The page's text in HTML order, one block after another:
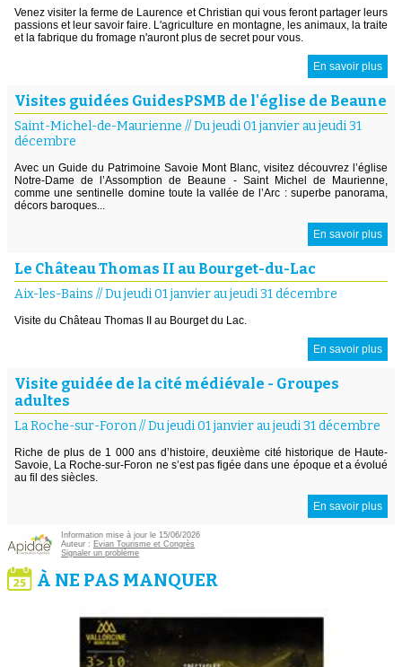
Venez visiter la ferme de Laurence et Christian qui vous feront partager leurs
passions et leur savoir faire. L'agriculture en montagne, les animaux, la traite
et la fabrique du fromage n'auront plus de secret pour vous.
En savoir plus
Visites guidées GuidesPSMB de l'église de Beaune
Saint-Michel-de-Maurienne //Du jeudi 01 janvier au jeudi 31
décembre
Avec un Guide du Patrimoine Savoie Mont Blanc, visitez découvrez l’église
Notre-Dame de l’Assomption de Beaune - Saint Michel de Maurienne,
comme une sentinelle domine toute la vallée de l’Arc : superbe panorama,
décors baroques...
En savoir plus
Le Château Thomas II au Bourget-du-Lac
Aix-les-Bains //Du jeudi 01 janvier au jeudi 31 décembre
Visite du Château Thomas II au Bourget du Lac.
En savoir plus
Visite guidée de la cité médiévale - Groupes
adultes
La Roche-sur-Foron//Du jeudi 01 janvier au jeudi 31 décembre
Riche de plus de 1 000 ans d’histoire, deuxième cité historique de Haute-
Savoie, La Roche-sur-Foron ne s’est pas figée dans une époque et a évolué
au fil des siècles.
En savoir plus
Information mise à jour le 15/06/2026
Auteur : Evian Tourisme et Congrès
Signaler un problème
À NE PAS MANQUER